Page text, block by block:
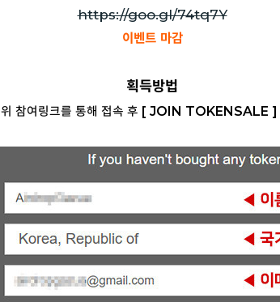
https://goo.gl/74tq7Y
이벤트 마감
획득방법
위 참여링크를 통해 접속 후 [ JOIN TOKENSALE ]